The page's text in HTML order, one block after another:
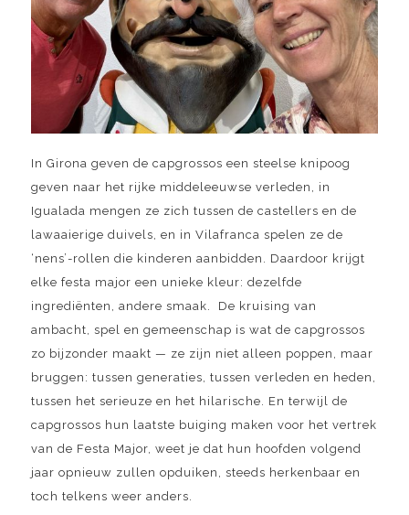
In Girona geven de capgrossos een steelse knipoog
geven naar het rijke middeleeuwse verleden, in
Igualada mengen ze zich tussen de castellers en de
lawaaierige duivels, en in Vilafranca spelen ze de
‘nens’-rollen die kinderen aanbidden. Daardoor krijgt
elke festa major een unieke kleur: dezelfde
ingrediënten, andere smaak. De kruising van
ambacht, spel en gemeenschap is wat de capgrossos
zo bijzonder maakt — ze zijn niet alleen poppen, maar
bruggen: tussen generaties, tussen verleden en heden,
tussen het serieuze en het hilarische. En terwijl de
capgrossos hun laatste buiging maken voor het vertrek
van de Festa Major, weet je dat hun hoofden volgend
jaar opnieuw zullen opduiken, steeds herkenbaar en
toch telkens weer anders.